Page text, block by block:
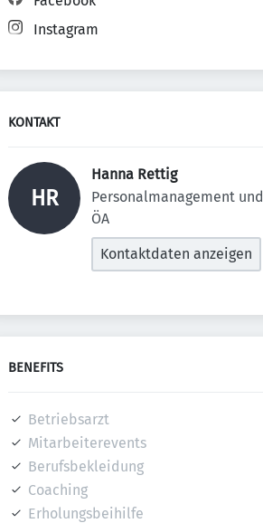
Instagram
KONTAKT
HR
Hanna Rettig
Personalmanagement und
ÖA
Kontaktdaten anzeigen
BENEFITS
Betriebsarzt
Mitarbeiterevents
Berufsbekleidung
Coaching
Erholungsbeihilfe